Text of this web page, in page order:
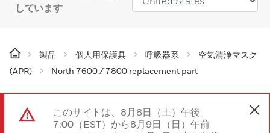
しています
製品 個人用保護具 呼吸器系
空気清浄マスク
(APR)
North 7600 / 7800 replacement part
このサイトは、8月8日（土）午後
7:00（EST）から8月9日（日）午前